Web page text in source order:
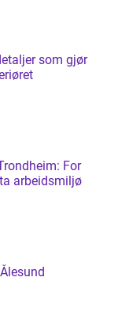
For
arbeidsmiljø